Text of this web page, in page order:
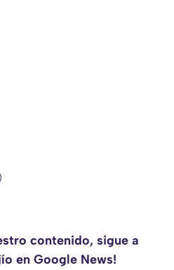
contenido, sigue a
en Google News!